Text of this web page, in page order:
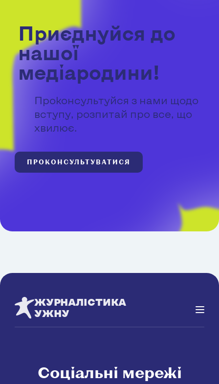
Приєднуйся до
нашої
медіародини!
Проконсультуйся з нами щодо
вступу, розпитай про все, що
хвилює.
ПРОКОНСУЛЬТУВАТИСЯ
ЖУРНАЛІСТИКА
УЖНУ
Соціальні мережі